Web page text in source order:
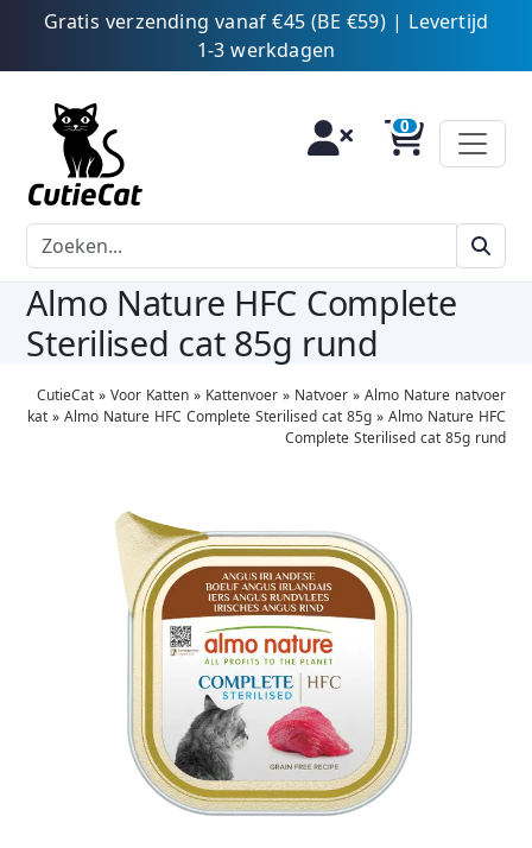
Gratis verzending vanaf €45 (BE €59) | Levertijd
1-3 werkdagen
Almo Nature HFC Complete
Sterilised cat 85g rund
CutieCat» Voor Katten» Kattenvoer» Natvoer» Almo Nature natvoer
kat» Almo Nature HFC Complete Sterilised cat 85g» Almo Nature HFC
Complete Sterilised cat 85g rund